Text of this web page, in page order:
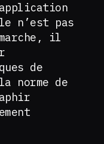
n’est pas
il
de
norme de